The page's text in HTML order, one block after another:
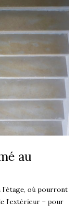
au
l’étage, où pourront
l’extérieur – pour